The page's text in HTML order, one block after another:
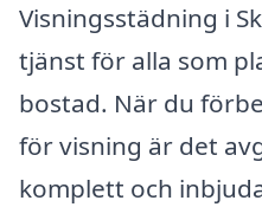
Visningsstädning i
tjänst för alla som
bostad. När du
för visning är det
komplett och